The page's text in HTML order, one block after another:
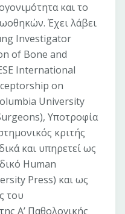
και το
Έχει λάβει
Investigator
of Bone and
International
on
University
Υποτροφία
κριτής
και υπηρετεί ως
Human
Press) και ως
του
Α’ Παθολογικής